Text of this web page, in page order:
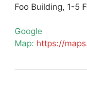
Foo Building, 1-5
Google
Map: https://